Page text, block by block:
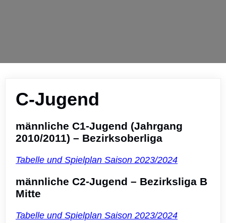
C-Jugend
männliche C1-Jugend (Jahrgang
2010/2011) – Bezirksoberliga
Tabelle und Spielplan Saison 2023/2024
männliche C2-Jugend – Bezirksliga B
Mitte
Tabelle und Spielplan Saison 2023/2024